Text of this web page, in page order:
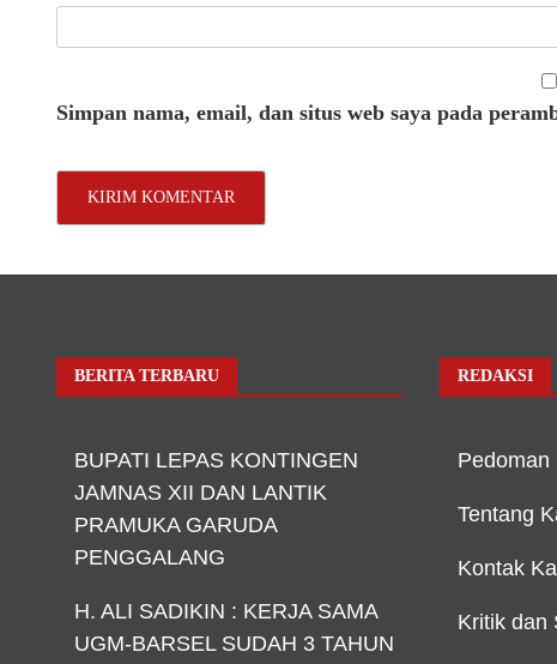
Simpan nama, email, dan situs web saya pada
BERITA TERBARU
BUPATI LEPAS KONTINGEN
JAMNAS XII DAN LANTIK
PRAMUKA GARUDA
PENGGALANG
H. ALI SADIKIN : KERJA SAMA
UGM-BARSEL SUDAH 3 TAHUN
REDAKSI
Pedoman
Tentang
Kontak
Kritik dan